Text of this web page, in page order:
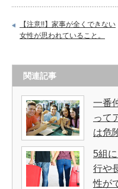
【注意!!】家事が全くできない
女性が思われていること。
関連記事
一番
って
は危
5組
行や
性が